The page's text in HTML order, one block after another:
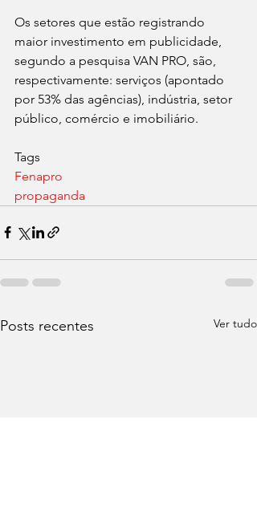
Os setores que estão registrando
maior investimento em publicidade,
segundo a pesquisa VAN PRO, são,
respectivamente: serviços (apontado
por 53% das agências), indústria, setor
público, comércio e imobiliário.
Tags
Fenapro
propaganda
Posts recentes Ver tudo